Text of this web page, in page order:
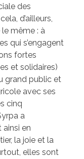
des
d’ailleurs,
le même : à
qui s’engagent
fortes
et solidaires)
grand public et
avec ses
cinq
a
ainsi en
la joie et la
elles sont